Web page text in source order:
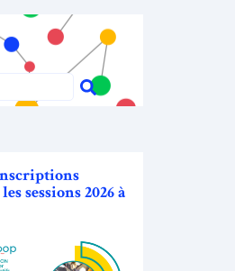
sessions 2026 à